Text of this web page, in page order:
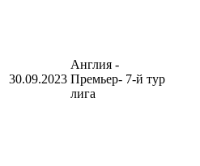
30.09.2023
Англия -
Премьер-
лига
7-й тур